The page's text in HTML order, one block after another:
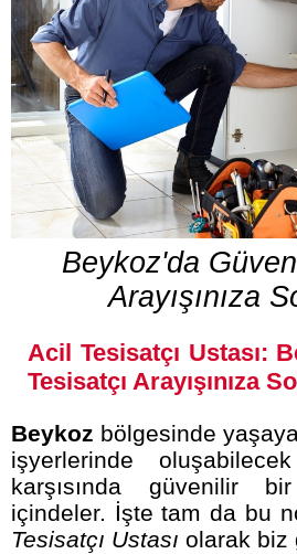
Beykoz'da
Arayışınıza
Acil Tesisatçı Ustası:
Tesisatçı Arayışınıza
Beykoz bölgesinde
işyerlerinde
karşısında güvenilir
içindeler. İşte tam da bu
Tesisatçı Ustası olarak biz